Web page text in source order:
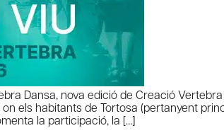
Dansa, nova edició de Creació
on els habitants de Tortosa (pertanyent
la participació, la […]